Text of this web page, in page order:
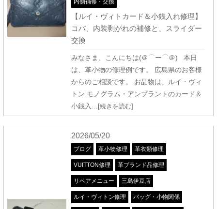
内側補修・交換
【ルイ・ヴィトカード＆小銭入れ修理】
コバ、内装剥がれの補修と、スライダー
交換
みなさま、こんにちは(＠⌒ー⌒＠) 本日
は、革小物の修理例です。 広島県のお客様
からのご相談です。 お品物は、ルイ・ヴィ
トン モノグラム・アンプラントのカード＆
小銭入 …[続きを読む]
2026/05/20
ブログ 革小物修理 革衣類修理
VUITTON修理 革ブランド品修理
リペアメニュー 三島伊豆店
ルイ・ヴィトン修理 バッグ・小物関係